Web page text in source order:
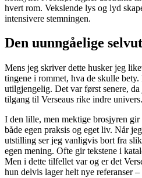
hvert rom. Vekslende lys og lyd
intensivere stemningen.
Den uunngåelige
Mens jeg skriver dette husker jeg
tingene i rommet, hva de skulle
utilgjengelig. Det var først senere,
tilgang til Verseaus rike indre univers.
I den lille, men mektige brosjyren
både egen praksis og eget liv. Når
utstilling ser jeg vanligvis bort fra
egen mening. Ofte gir tekstene i
Men i dette tilfellet var og er det
hun delvis lager helt nye referanser